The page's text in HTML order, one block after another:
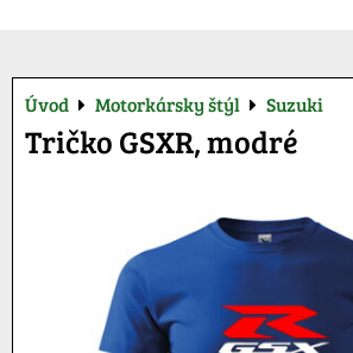
Úvod Motorkársky štýl Suzuki
Tričko GSXR, modré